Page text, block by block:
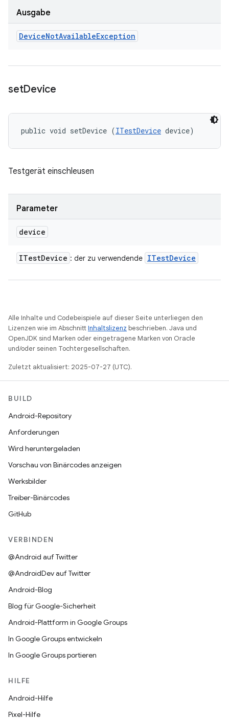
Ausgabe
DeviceNotAvailableException
setDevice
public void setDevice (ITestDevice device)
Testgerät einschleusen
Parameter
device
ITestDevice : der zu verwendende ITestDevice
Alle Inhalte und Codebeispiele auf dieser Seite unterliegen den
Lizenzen wie im AbschnittInhaltslizenz beschrieben. Java und
OpenJDK sind Marken oder eingetragene Marken von Oracle
und/oder seinen Tochtergesellschaften.
Zuletzt aktualisiert: 2025-07-27 (UTC).
BUILD
Android-Repository
Anforderungen
Wird heruntergeladen
Vorschau von Binärcodes anzeigen
Werksbilder
Treiber-Binärcodes
GitHub
VERBINDEN
@Android auf Twitter
@AndroidDev auf Twitter
Android-Blog
Blog für Google-Sicherheit
Android-Plattform in Google Groups
In Google Groups entwickeln
In Google Groups portieren
HILFE
Android-Hilfe
Pixel-Hilfe